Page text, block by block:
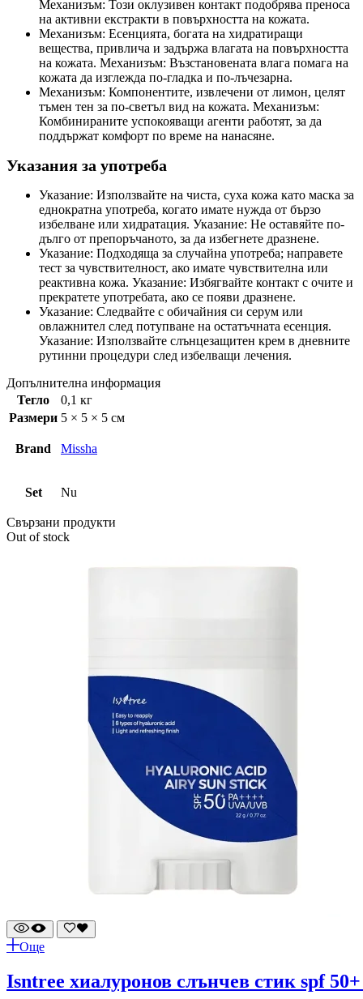
Механизъм: Този оклузивен контакт подобрява преноса
на активни екстракти в повърхността на кожата.
Механизъм: Есенцията, богата на хидратиращи
вещества, привлича и задържа влагата на повърхността
на кожата. Механизъм: Възстановената влага помага на
кожата да изглежда по-гладка и по-лъчезарна.
Механизъм: Компонентите, извлечени от лимон, целят
тъмен тен за по-светъл вид на кожата. Механизъм:
Комбинираните успокояващи агенти работят, за да
поддържат комфорт по време на нанасяне.
Указания за употреба
Указание: Използвайте на чиста, суха кожа като маска за
еднократна употреба, когато имате нужда от бързо
избелване или хидратация. Указание: Не оставяйте по-
дълго от препоръчаното, за да избегнете дразнене.
Указание: Подходяща за случайна употреба; направете
тест за чувствителност, ако имате чувствителна или
реактивна кожа. Указание: Избягвайте контакт с очите и
прекратете употребата, ако се появи дразнене.
Указание: Следвайте с обичайния си серум или
овлажнител след потупване на остатъчната есенция.
Указание: Използвайте слънцезащитен крем в дневните
рутинни процедури след избелващи лечения.
Допълнителна информация
Тегло
0,1 кг
Размери 5 × 5 × 5 см
Brand Missha
Set Nu
Свързани продукти
Out of stock
Още
isntree хиалуронов слънчев стик spf